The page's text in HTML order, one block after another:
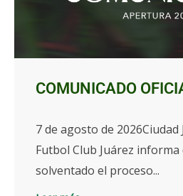
COMUNICADO
7 de agosto de
Futbol Club Juárez informa
solventado el proceso...